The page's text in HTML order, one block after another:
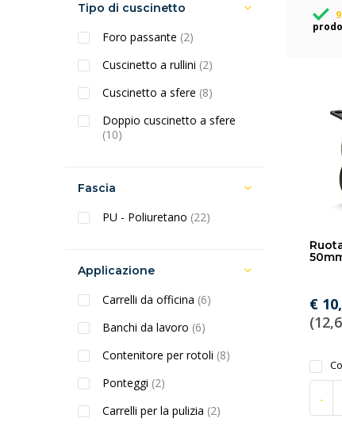
€
-
Tipo di cuscinetto
Foro passante (2)
Cuscinetto a rullini (2)
Cuscinetto a sfere (8)
Doppio cuscinetto a sfere
(10)
Fascia
PU - Poliuretano (22)
Applicazione
Carrelli da officina (6)
Banchi da lavoro (6)
Contenitore per rotoli (8)
Ponteggi (2)
Carrelli per la pulizia (2)